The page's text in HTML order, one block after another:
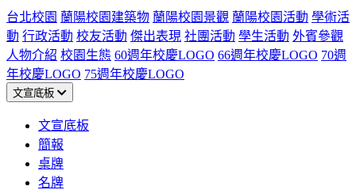
台北校園 蘭陽校園建築物 蘭陽校園景觀 蘭陽校園活動 學術活
動 行政活動 校友活動 傑出表現 社團活動 學生活動 外賓參觀
人物介紹 校園生態 60週年校慶LOGO 66週年校慶LOGO 70週
年校慶LOGO 75週年校慶LOGO
文宣底板
文宣底板
簡報
桌牌
名牌